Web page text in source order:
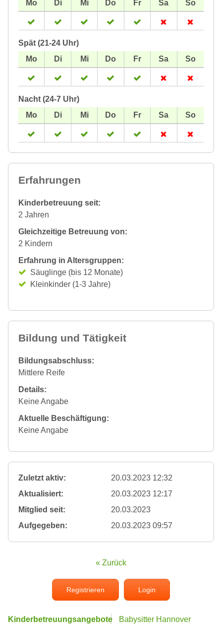
Spät (21-24 Uhr)
Nacht (24-7 Uhr)
Erfahrungen
Kinderbetreuung seit:
2 Jahren
Gleichzeitige Betreuung von:
2 Kindern
Erfahrung in Altersgruppen:
Säuglinge (bis 12 Monate)
Kleinkinder (1-3 Jahre)
Bildung und Tätigkeit
Bildungsabschluss:
Mittlere Reife
Details:
Keine Angabe
Aktuelle Beschäftigung:
Keine Angabe
Zuletzt aktiv:
20.03.2023 12:32
Aktualisiert:
20.03.2023 12:17
Mitglied seit:
20.03.2023
Aufgegeben:
20.03.2023 09:57
« Zurück
Registrieren Login
Kinderbetreuungsangebote
Babysitter Hannover